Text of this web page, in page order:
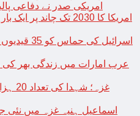
امریکی صدر نے دفاعی
امریکا کا 2030 تک چاند
عرب امارات میں زندگی بھر
اسماعیل ہنیہ غزہ میں نئی